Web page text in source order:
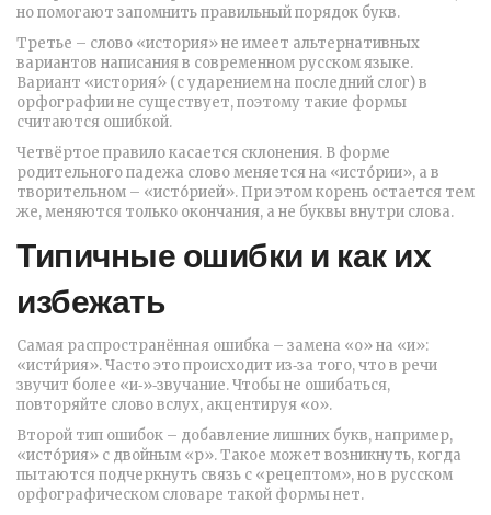
но помогают запомнить правильный порядок букв.
Третье – слово «история» не имеет альтернативных
вариантов написания в современном русском языке.
Вариант «история́» (с ударением на последний слог) в
орфографии не существует, поэтому такие формы
считаются ошибкой.
Четвёртое правило касается склонения. В форме
родительного падежа слово меняется на «исто́рии», а в
творительном – «исто́рией». При этом корень остается тем
же, меняются только окончания, а не буквы внутри слова.
Типичные ошибки и как их
избежать
Самая распространённая ошибка – замена «о» на «и»:
«исти́рия». Часто это происходит из‑за того, что в речи
звучит более «и‑»‑звучание. Чтобы не ошибаться,
повторяйте слово вслух, акцентируя «о».
Второй тип ошибок – добавление лишних букв, например,
«исто́рия» с двойным «р». Такое может возникнуть, когда
пытаются подчеркнуть связь с «рецептом», но в русском
орфографическом словаре такой формы нет.